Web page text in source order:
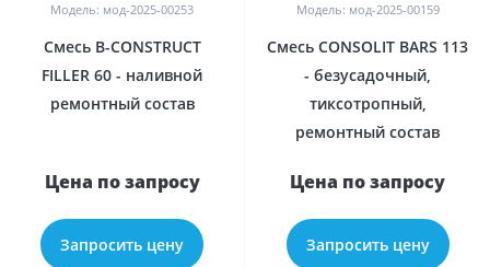
Модель: мод-2025-00253
Смесь B-CONSTRUCT
FILLER 60 - наливной
ремонтный состав
Цена по запросу
Запросить цену
Модель: мод-2025-00159
Смесь CONSOLIT BARS 113
- безусадочный,
тиксотропный,
ремонтный состав
Цена по запросу
Запросить цену